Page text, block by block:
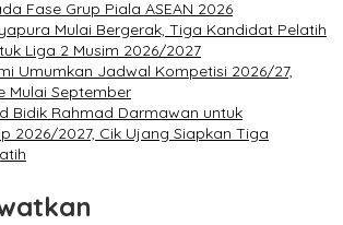
Fase Grup Piala ASEAN 2026
Mulai Bergerak, Tiga Kandidat Pelatih
Liga 2 Musim 2026/2027
Umumkan Jadwal Kompetisi 2026/27,
Mulai September
Bidik Rahmad Darmawan untuk
2026/2027, Cik Ujang Siapkan Tiga